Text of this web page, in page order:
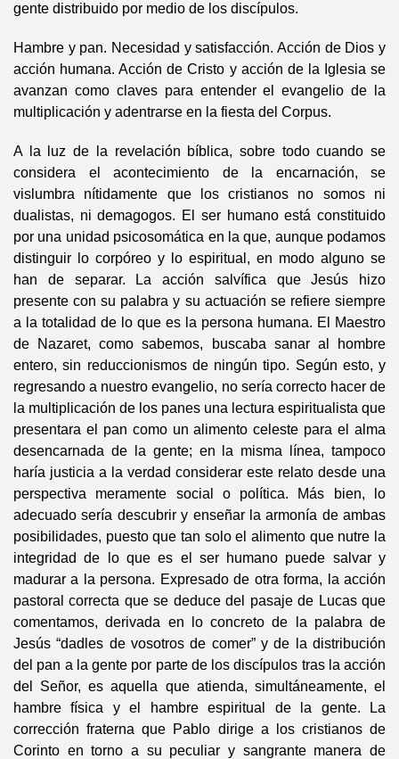
gente distribuido por medio de los discípulos.
Hambre y pan. Necesidad y satisfacción. Acción de Dios y
acción humana. Acción de Cristo y acción de la Iglesia se
avanzan como claves para entender el evangelio de la
multiplicación y adentrarse en la fiesta del Corpus.
A la luz de la revelación bíblica, sobre todo cuando se
considera el acontecimiento de la encarnación, se
vislumbra nítidamente que los cristianos no somos ni
dualistas, ni demagogos. El ser humano está constituido
por una unidad psicosomática en la que, aunque podamos
distinguir lo corpóreo y lo espiritual, en modo alguno se
han de separar. La acción salvífica que Jesús hizo
presente con su palabra y su actuación se refiere siempre
a la totalidad de lo que es la persona humana. El Maestro
de Nazaret, como sabemos, buscaba sanar al hombre
entero, sin reduccionismos de ningún tipo. Según esto, y
regresando a nuestro evangelio, no sería correcto hacer de
la multiplicación de los panes una lectura espiritualista que
presentara el pan como un alimento celeste para el alma
desencarnada de la gente; en la misma línea, tampoco
haría justicia a la verdad considerar este relato desde una
perspectiva meramente social o política. Más bien, lo
adecuado sería descubrir y enseñar la armonía de ambas
posibilidades, puesto que tan solo el alimento que nutre la
integridad de lo que es el ser humano puede salvar y
madurar a la persona. Expresado de otra forma, la acción
pastoral correcta que se deduce del pasaje de Lucas que
comentamos, derivada en lo concreto de la palabra de
Jesús “dadles de vosotros de comer” y de la distribución
del pan a la gente por parte de los discípulos tras la acción
del Señor, es aquella que atienda, simultáneamente, el
hambre física y el hambre espiritual de la gente. La
corrección fraterna que Pablo dirige a los cristianos de
Corinto en torno a su peculiar y sangrante manera de